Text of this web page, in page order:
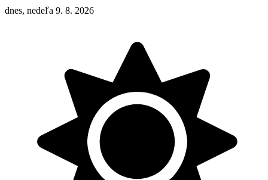
dnes, nedeľa 9. 8. 2026